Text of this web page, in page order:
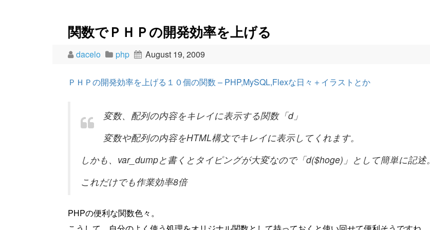
関数でＰＨＰの開発効率を上げる
dacelo php August 19, 2009
ＰＨＰの開発効率を上げる１０個の関数 – PHP,MySQL,Flexな日々＋イラストとか
変数、配列の内容をキレイに表示する関数「d」
変数や配列の内容をHTML構文でキレイに表示してくれます。
しかも、var_dumpと書くとタイピングが大変なので「d($hoge)」として簡単に記述。
これだけでも作業効率8倍
PHPの便利な関数色々。